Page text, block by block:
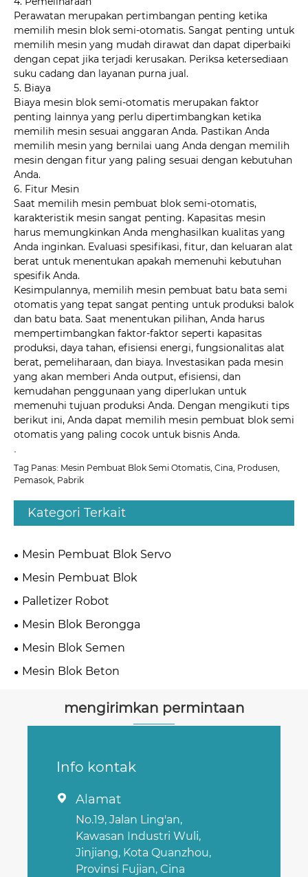
Perawatan merupakan pertimbangan penting ketika
memilih mesin blok semi-otomatis. Sangat penting untuk
memilih mesin yang mudah dirawat dan dapat diperbaiki
dengan cepat jika terjadi kerusakan. Periksa ketersediaan
suku cadang dan layanan purna jual.
5. Biaya
Biaya mesin blok semi-otomatis merupakan faktor
penting lainnya yang perlu dipertimbangkan ketika
memilih mesin sesuai anggaran Anda. Pastikan Anda
memilih mesin yang bernilai uang Anda dengan memilih
mesin dengan fitur yang paling sesuai dengan kebutuhan
Anda.
6. Fitur Mesin
Saat memilih mesin pembuat blok semi-otomatis,
karakteristik mesin sangat penting. Kapasitas mesin
harus memungkinkan Anda menghasilkan kualitas yang
Anda inginkan. Evaluasi spesifikasi, fitur, dan keluaran alat
berat untuk menentukan apakah memenuhi kebutuhan
spesifik Anda.
Kesimpulannya, memilih mesin pembuat batu bata semi
otomatis yang tepat sangat penting untuk produksi balok
dan batu bata. Saat menentukan pilihan, Anda harus
mempertimbangkan faktor-faktor seperti kapasitas
produksi, daya tahan, efisiensi energi, fungsionalitas alat
berat, pemeliharaan, dan biaya. Investasikan pada mesin
yang akan memberi Anda output, efisiensi, dan
kemudahan penggunaan yang diperlukan untuk
memenuhi tujuan produksi Anda. Dengan mengikuti tips
berikut ini, Anda dapat memilih mesin pembuat blok semi
otomatis yang paling cocok untuk bisnis Anda.
.
Tag Panas: Mesin Pembuat Blok Semi Otomatis, Cina, Produsen,
Pemasok, Pabrik
Kategori Terkait
Mesin Pembuat Blok Servo
Mesin Pembuat Blok
Palletizer Robot
Mesin Blok Berongga
Mesin Blok Semen
Mesin Blok Beton
mengirimkan permintaan
Info kontak
 Alamat
No.19, Jalan Ling'an,
Kawasan Industri Wuli,
Jinjiang, Kota Quanzhou,
Provinsi Fujian, Cina